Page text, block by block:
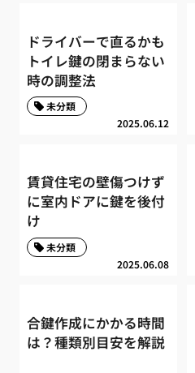
ドライバーで直るかも
トイレ鍵の閉まらない
時の調整法
2025.06.12
未分類
賃貸住宅の壁傷つけず
に室内ドアに鍵を後付
け
2025.06.08
未分類
合鍵作成にかかる時間
は？種類別目安を解説